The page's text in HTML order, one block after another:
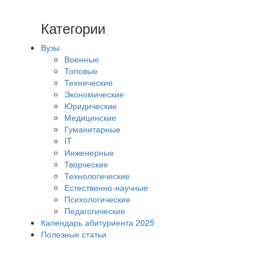
Категории
Вузы
Военные
Топовые
Технические
Экономические
Юридические
Медицинские
Гуманитарные
IT
Инженерные
Творческие
Технологические
Естественно-научные
Психологические
Педагогические
Календарь абитуриента 2025
Полезные статьи